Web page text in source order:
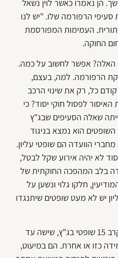
הן נאמרו כאשר לוין נשאל
הרפורמה שלו. "יש לנו
העמימות המפורסמת
החוקה.
האלה? אפשר לחשוב על כמה.
הרפורמה. למה, בעצם,
קודם כל, רק את שינוי הרכב
לפסול חוקי יסוד? כי
שאלה הסעיפים שבג"ץ
הוא נמצא בניגוד
הוועדה הם שופטי עליון.
לא יהיה אירוע שקל לבטל,
בלב המהפכה החוקתית של
חלקו גלוי ונשען על
יש לא מעט שופטים שיתנגדו
האמצעי השני הוא הזמן: מקרב 15 שופטי בג"ץ, שישה עד
כזו או אחרת. הם במיעוט,